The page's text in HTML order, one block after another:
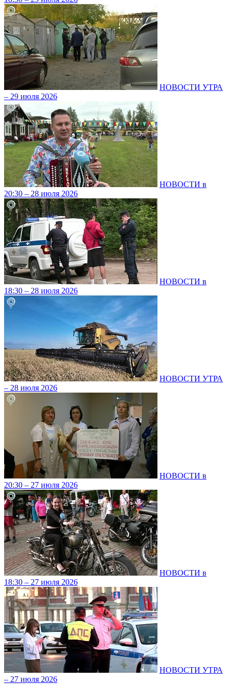
НОВОСТИ УТРА
– 29 июля 2026
НОВОСТИ в
20:30 – 28 июля 2026
НОВОСТИ в
18:30 – 28 июля 2026
НОВОСТИ УТРА
– 28 июля 2026
НОВОСТИ в
20:30 – 27 июля 2026
НОВОСТИ в
18:30 – 27 июля 2026
НОВОСТИ УТРА
– 27 июля 2026